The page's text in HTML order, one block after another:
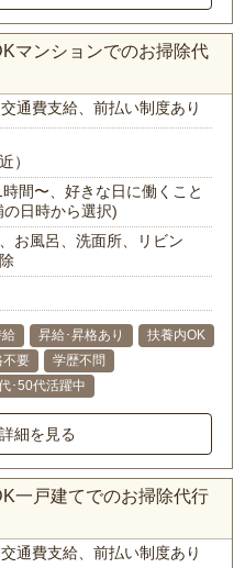
マンションでのお掃除代
通費支給、前払い制度あり
）
間〜、好きな日に働くこと
日時から選択)
お風呂、洗面所、リビン
昇給･昇格あり
扶養内OK
不要
学歴不問
･50代活躍中
細を見る
一戸建てでのお掃除代行
通費支給、前払い制度あり